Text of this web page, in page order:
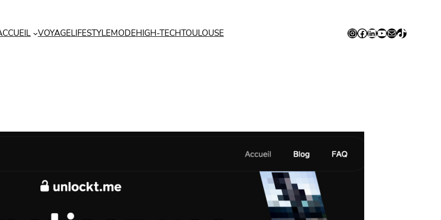
VOYAGELIFESTYLEMODEHIGH-TECHTOULOUSE InstagramFacebook LinkedIn YouTube E-mail TikTok